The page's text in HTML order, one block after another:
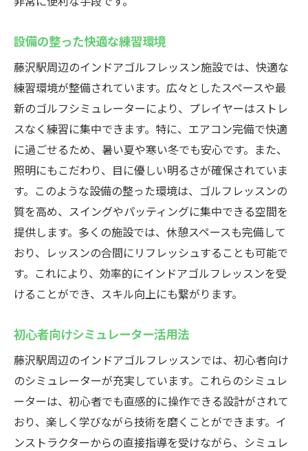
設備の整った快適な練習環境
藤沢駅周辺のインドアゴルフレッスン施設では、快適な
練習環境が整備されています。広々としたスペースや最
新のゴルフシミュレーターにより、プレイヤーはストレ
スなく練習に集中できます。特に、エアコン完備で快適
に過ごせるため、暑い夏や寒い冬でも安心です。また、
照明にもこだわり、目に優しい明るさが確保されていま
す。このような設備の整った環境は、ゴルフレッスンの
質を高め、スイングやパッティングに集中できる空間を
提供します。多くの施設では、休憩スペースも完備して
おり、レッスンの合間にリフレッシュすることも可能で
す。これにより、効率的にインドアゴルフレッスンを受
けることができ、スキル向上にも繋がります。
初心者向けシミュレーター活用法
藤沢駅周辺のインドアゴルフレッスンでは、初心者向け
のシミュレーターが充実しています。これらのシミュレ
ーターは、初心者でも直感的に操作できる設計がされて
おり、楽しく学びながら技術を磨くことができます。イ
ンストラクターからの直接指導を受けながら、シミュレ